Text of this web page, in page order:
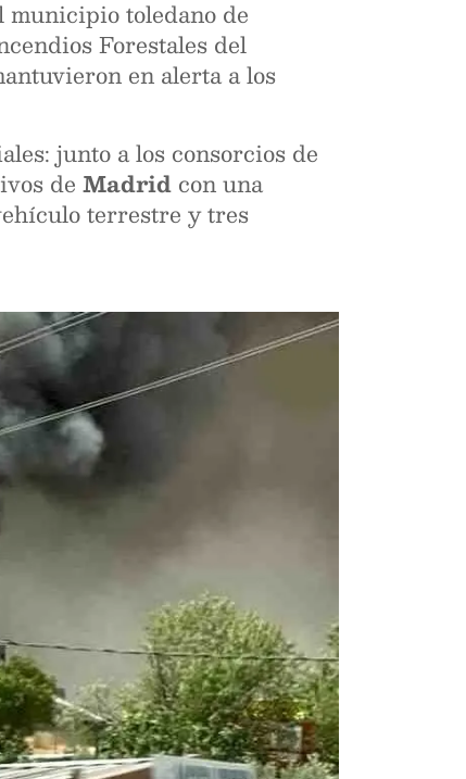
toledano de
Forestales del
en alerta a los
junto a los consorcios de
de Madrid con una
terrestre y tres